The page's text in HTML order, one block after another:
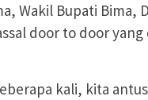
Wakil Bupati Bima,
door to door
kali, kita